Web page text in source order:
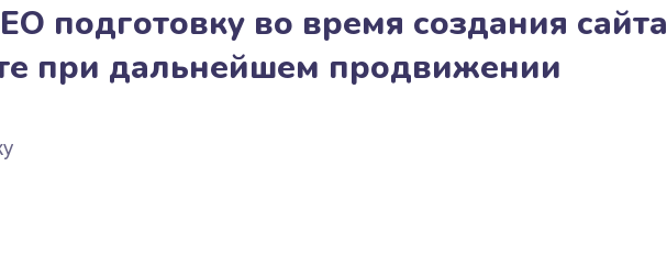
подготовку во время создания сайта
при дальнейшем продвижении